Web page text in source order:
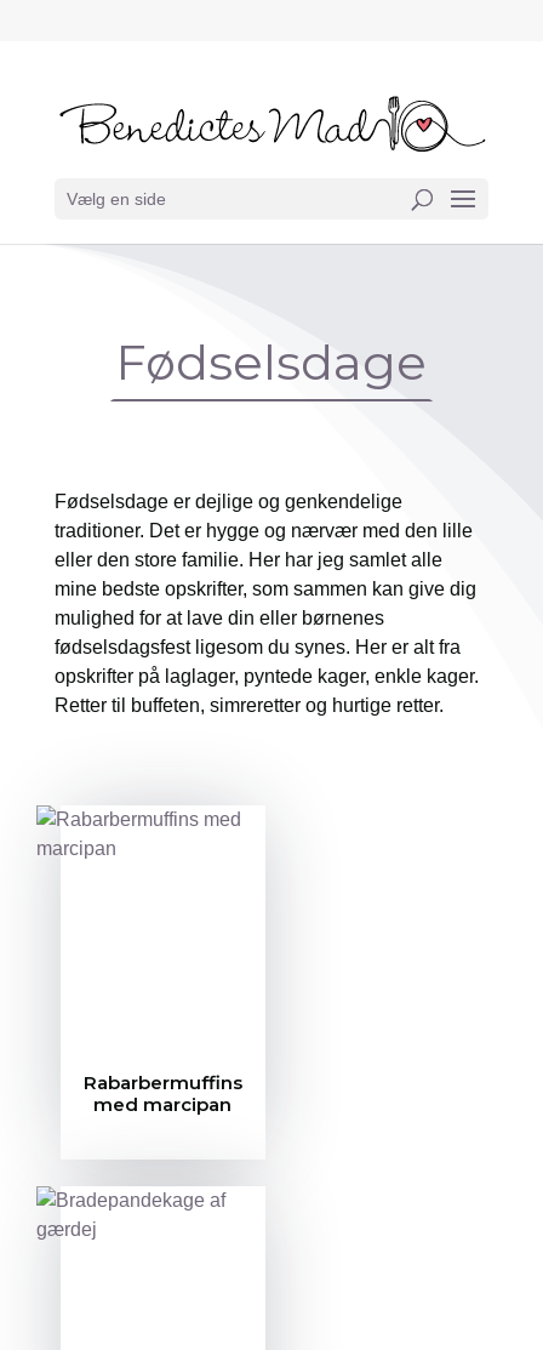
Vælg en side
Fødselsdage
Fødselsdage er dejlige og genkendelige
traditioner. Det er hygge og nærvær med den lille
eller den store familie. Her har jeg samlet alle
mine bedste opskrifter, som sammen kan give dig
mulighed for at lave din eller børnenes
fødselsdagsfest ligesom du synes. Her er alt fra
opskrifter på laglager, pyntede kager, enkle kager.
Retter til buffeten, simreretter og hurtige retter.
Rabarbermuffins
med marcipan